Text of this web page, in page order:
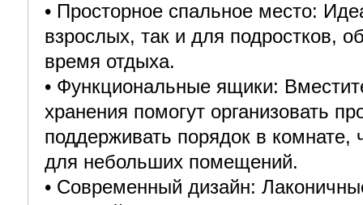
• Просторное спальное место:
взрослых, так и для подростков,
время отдыха.
• Функциональные ящики:
хранения помогут организовать
поддерживать порядок в комнате,
для небольших помещений.
• Современный дизайн: